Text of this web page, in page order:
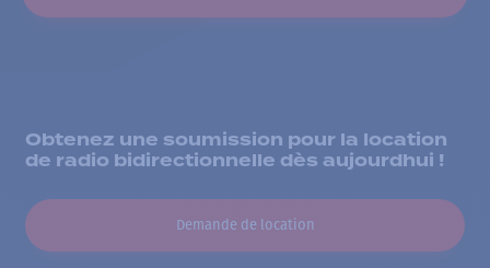
Obtenez une soumission pour la location
de radio bidirectionnelle dès aujourdhui !
Demande de location